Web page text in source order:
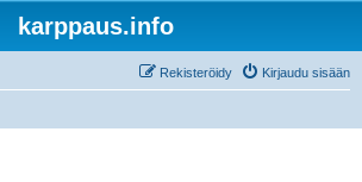
karppaus.info
Kirjaudu sisään
Rekisteröidy